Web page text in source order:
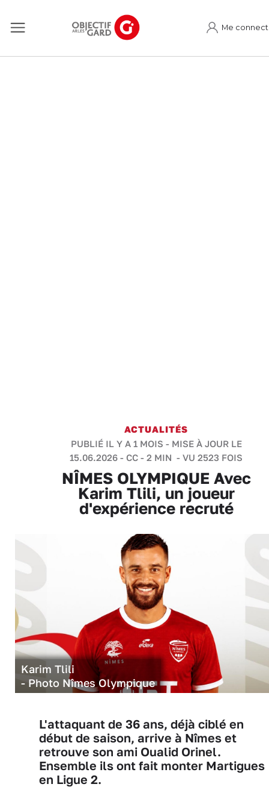
Me
ACTUALITÉS
PUBLIÉ IL Y A 1 MOIS - MISE À JOUR LE
15.06.2026 - CC - 2 MIN - VU 2523 FOIS
NÎMES OLYMPIQUE Avec
Karim Tlili, un joueur
d'expérience recruté
Karim Tlili
- Photo Nîmes Olympique
L'attaquant de 36 ans, déjà ciblé en
début de saison, arrive à Nîmes et
retrouve son ami Oualid Orinel.
Ensemble ils ont fait monter Martigues
en Ligue 2.